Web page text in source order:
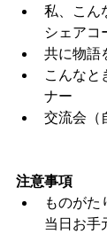
私、こん
シェアコ
共に物語
こんなと
ナー
交流会（
注意事項
ものがた
当日お手